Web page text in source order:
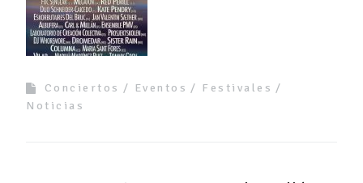
Conciertos Eventos
Festivales
Noticias